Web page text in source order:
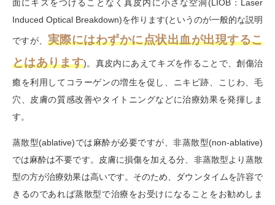
面にキズをつけることなく真皮内に小さな空洞(LIOB：Laser
Induced Optical Breakdown)を作ります(というのが一般的な説明
ですが、 実際にはわずかに点状出血が出現するこ
とはあります)。真皮内にあえてキズを作ることで、創傷治
癒を利用してコラーゲンの増生を促し、ニキビ跡、こじわ、毛
穴、皮膚の質感改善やタイトニングなどに治療効果を発揮しま
す。
蒸散型(ablative)では麻酔が必要ですが、非蒸散型(non-ablative)
では麻酔は不要です。皮膚に損傷を加える分、非蒸散型より蒸散
型の方が治療効果は高いです。そのため、ダウンタイムを許容で
きるのであれば蒸散型で治療をお受けになることをお勧めしま